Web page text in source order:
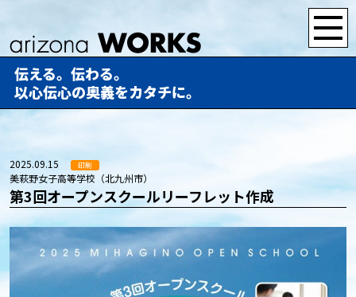
伝える。伝わる。
以心伝心の奥義をカタチに。
2025.09.15 印刷
美萩野女子高等学校（北九州市）
第3回オープンスクールリーフレット作成